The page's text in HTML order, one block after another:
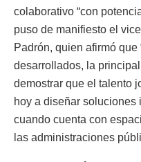
colaborativo “con
puso de manifiesto el
Padrón, quien afirmó
desarrollados, la
demostrar que el talento
hoy a diseñar
cuando cuenta con
las administraciones